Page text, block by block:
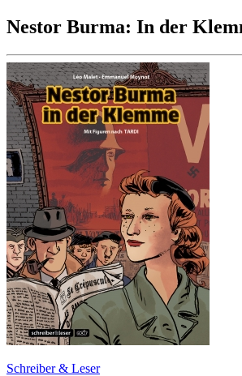
Nestor Burma: In der
Schreiber & Leser